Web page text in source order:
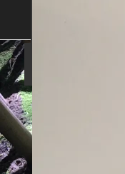
現代の